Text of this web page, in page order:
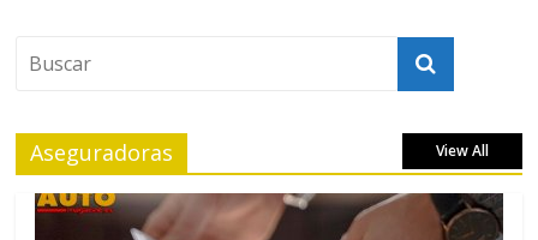
Aseguradoras View All